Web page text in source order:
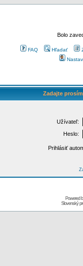
Bolo
FAQ Hľadať
Zadajte
Užívateľ:
Heslo:
Prihlásiť
Powered
Slovenský